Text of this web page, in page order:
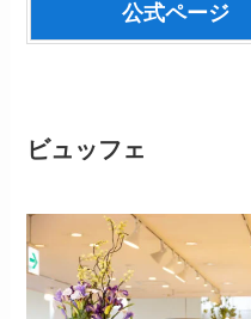
公式ページ
ビュッフェ